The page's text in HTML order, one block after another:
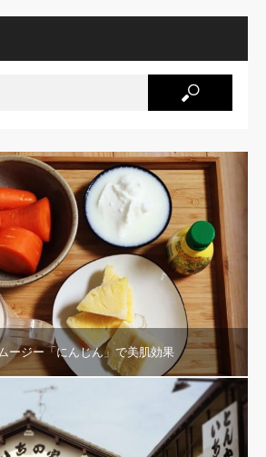
ージー「にんじん」で美肌効果